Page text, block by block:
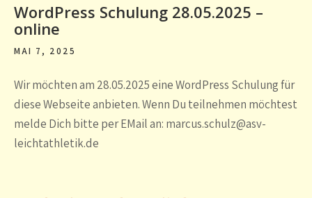
WordPress Schulung 28.05.2025 –
online
MAI 7, 2025
Wir möchten am 28.05.2025 eine WordPress Schulung für
diese Webseite anbieten. Wenn Du teilnehmen möchtest
melde Dich bitte per EMail an: marcus.schulz@asv-
leichtathletik.de